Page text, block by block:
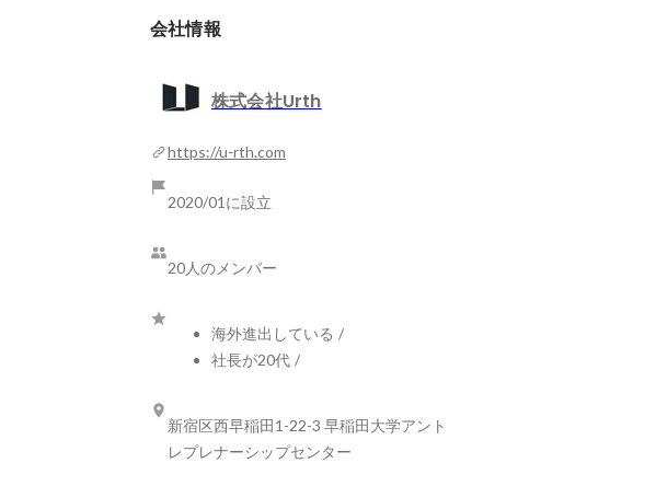
会社情報
株式会社Urth
https://u-rth.com
2020/01に設立
20人のメンバー
海外進出している /
社長が20代 /
新宿区西早稲田1-22-3 早稲田大学アント
レプレナーシップセンター